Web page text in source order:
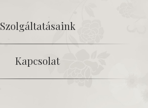
Szolgáltatásaink
Kapcsolat